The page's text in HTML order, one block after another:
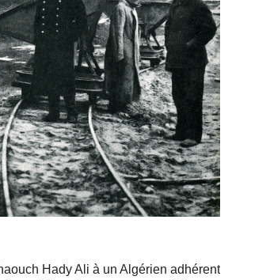
Hady Ali à un Algérien adhérent